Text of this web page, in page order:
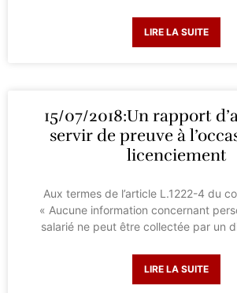
LIRE LA SUITE
15/07/2018:Un rapport
servir de preuve à
licenciement
Aux termes de l’article L.1222-4 du
« Aucune information concernant
salarié ne peut être collectée par un
LIRE LA SUITE